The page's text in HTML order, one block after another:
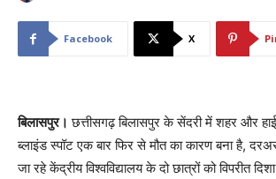
Facebook X
बिलासपुर। छत्तीसगढ़ बिलासपुर के सेंदरी में शहर और
ब्लाइंड स्पॉट एक बार फिर से मौत का कारण बना है,
जा रहे केंद्रीय विश्वविद्यालय के दो छात्रों को विपरीत